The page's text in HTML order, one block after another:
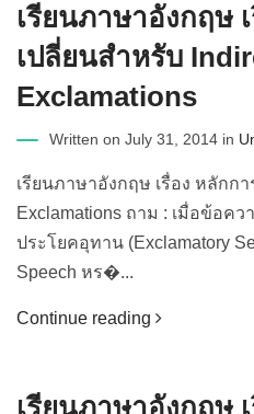
เรียนภาษาอังกฤษ
เปลี่ยนสำหรับ
Exclamations
Written on July 31, 2014 in
เรียนภาษาอังกฤษ เรื่อง หลักก
Exclamations ถาม : เมื่อข้อค
ประโยคอุทาน (Exclamatory
Speech หร�...
Continue reading
เรียนภาษาอังกฤษ